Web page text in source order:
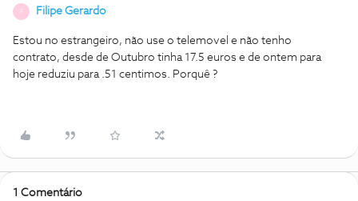
Filipe Gerardo
Estou no estrangeiro, não use o telemovel e não tenho
contrato, desde de Outubro tinha 17.5 euros e de ontem para
hoje reduziu para .51 centimos. Porquê ?
1 Comentário